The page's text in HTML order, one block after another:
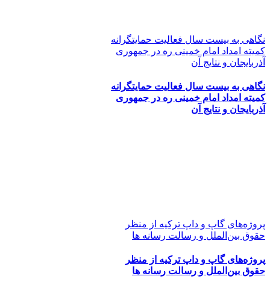
نگاهی به بیست سال فعالیت حمایتگرانه
کمیته امداد امام خمینی ره در جمهوری
آذربایجان و نتایج آن
نگاهی به بیست سال فعالیت حمایتگرانه
کمیته امداد امام خمینی ره در جمهوری
آذربایجان و نتایج آن
پروژه‌های گاپ و داپ ترکیه از منظر
حقوق بین‌الملل و رسالت رسانه ها
پروژه‌های گاپ و داپ ترکیه از منظر
حقوق بین‌الملل و رسالت رسانه ها